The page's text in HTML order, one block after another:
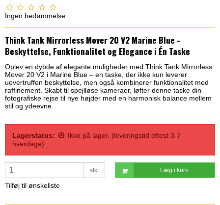
Ingen bedømmelse
Think Tank Mirrorless Mover 20 V2 Marine Blue -
Beskyttelse, Funktionalitet og Elegance i Én Taske
Oplev en dybde af elegante muligheder med Think Tank Mirrorless
Mover 20 V2 i Marine Blue – en taske, der ikke kun leverer
uovertruffen beskyttelse, men også kombinerer funktionalitet med
raffinement. Skabt til spejlløse kameraer, løfter denne taske din
fotografiske rejse til nye højder med en harmonisk balance mellem
stil og ydeevne.
Lagerstatus:
Ikke på lager. (leveringstid oftest 3-7
hverdage)
stk. Læg i kurv
Tilføj til ønskeliste